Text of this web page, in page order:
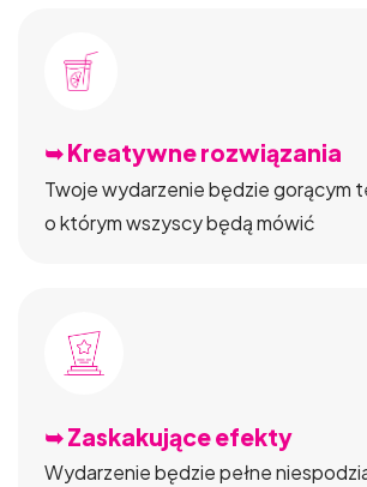
➥ Kreatywne rozwiązania
Twoje wydarzenie będzie gorącym
o którym wszyscy będą mówić
➥ Zaskakujące efekty
Wydarzenie będzie pełne